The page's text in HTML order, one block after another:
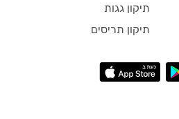
תיקון גגות
תיקון תריסים